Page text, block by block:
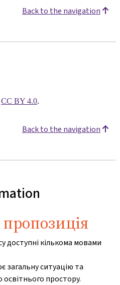
Back to the navigation
CC BY 4.0.
Back to the navigation
доступні кількома мовами
загальну ситуацію та
простору.